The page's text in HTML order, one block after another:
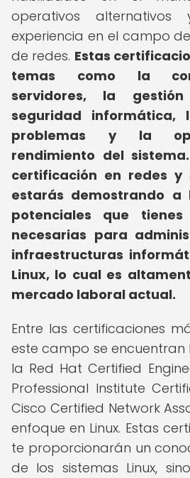
operativos
experiencia en el campo
de redes. Estas
temas como la
servidores, la
seguridad informática,
problemas y la
rendimiento del sistema.
certificación en redes y
estarás demostrando a
potenciales que
necesarias para
infraestructuras
Linux, lo cual es
mercado laboral actual.
Entre las certificaciones
este campo se encuentran
la Red Hat Certified
Professional Institute
Cisco Certified Network
enfoque en Linux. Estas
te proporcionarán un
de los sistemas Linux,